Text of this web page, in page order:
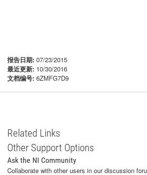
报告日期: 07/23/2015
最近更新: 10/30/2016
文档编号: 6ZMFG7D9
Related Links
Other Support Options
Ask the NI Community
Collaborate with other users in our discussion